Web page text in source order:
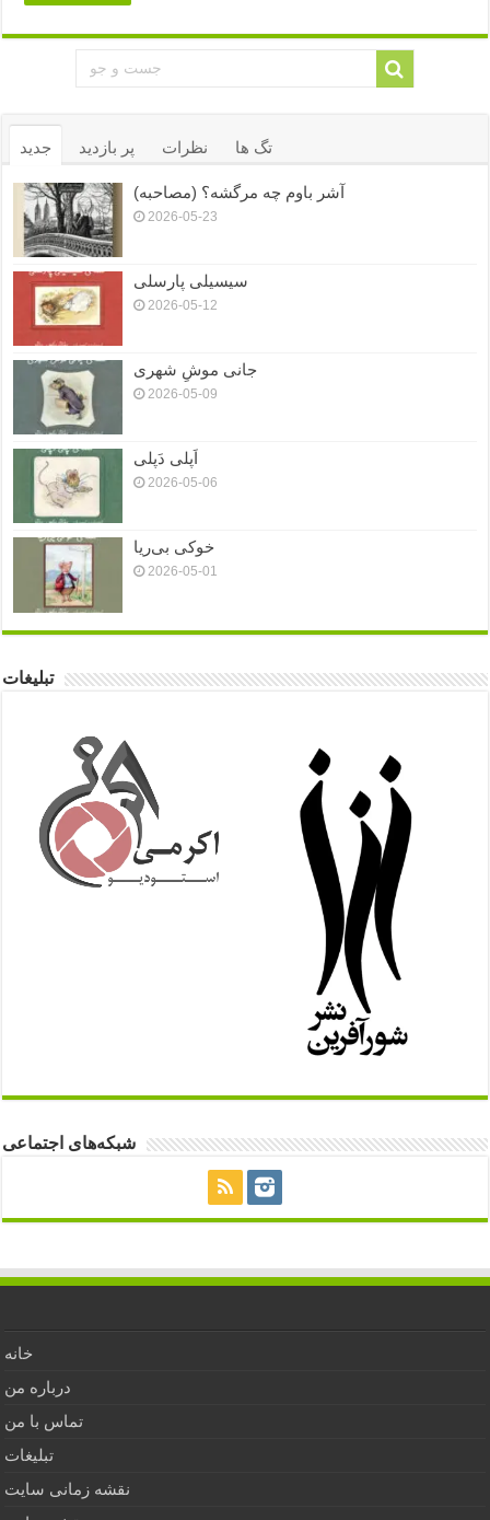
جدید پر بازدید نظرات تگ ها
آشر باوم چه مرگشه؟ (مصاحبه)
2026-05-23
سیسیلی پارسلی
2026-05-12
جانی موشِ شهری
2026-05-09
اَپلی دَپلی
2026-05-06
خوکی بی‌ریا
2026-05-01
تبلیغات
شبکه‌های اجتماعی
خانه
درباره من
تماس با من
تبلیغات
نقشه زمانی سایت